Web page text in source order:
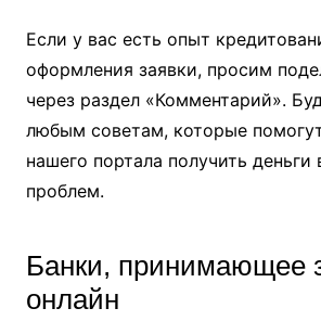
Если у вас есть опыт
оформления заявки, просим
через раздел «Комментарий».
любым советам, которые
нашего портала получить деньги
проблем.
Банки, принимающее
онлайн